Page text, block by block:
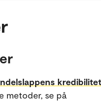
kredibilitet
metoder, se på